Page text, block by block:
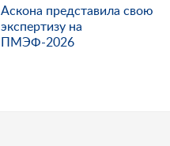
Аскона представила свою
экспертизу на
ПМЭФ-2026